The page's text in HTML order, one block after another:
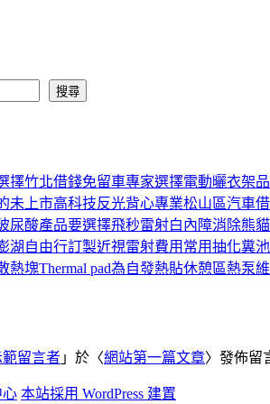
搜尋
擇竹北借錢免留車專家選擇電動曬衣架
未上市高科技反光背心專業松山區汽車
尿酸產品要選擇飛秒雷射白內障消除熊
湖自由行訂製近視雷射費用常用抽化糞池
熱塊Thermal pad為自發熱貼休憩區熱泵
範留言者 」於〈網站第一篇文章〉發佈留
心 本站採用 WordPress 建置